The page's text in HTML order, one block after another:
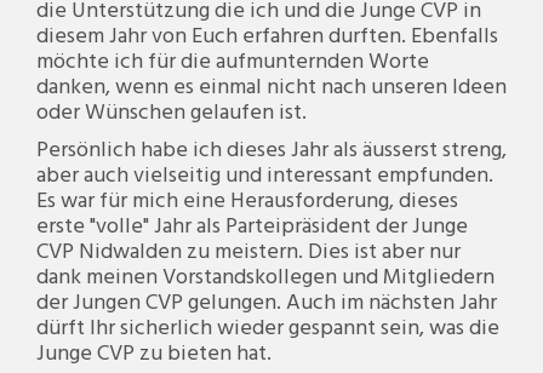
die Unterstützung die ich und die Junge CVP in
diesem Jahr von Euch erfahren durften. Ebenfalls
möchte ich für die aufmunternden Worte
danken, wenn es einmal nicht nach unseren Ideen
oder Wünschen gelaufen ist.
Persönlich habe ich dieses Jahr als äusserst streng,
aber auch vielseitig und interessant empfunden.
Es war für mich eine Herausforderung, dieses
erste "volle" Jahr als Parteipräsident der Junge
CVP Nidwalden zu meistern. Dies ist aber nur
dank meinen Vorstandskollegen und Mitgliedern
der Jungen CVP gelungen. Auch im nächsten Jahr
dürft Ihr sicherlich wieder gespannt sein, was die
Junge CVP zu bieten hat.